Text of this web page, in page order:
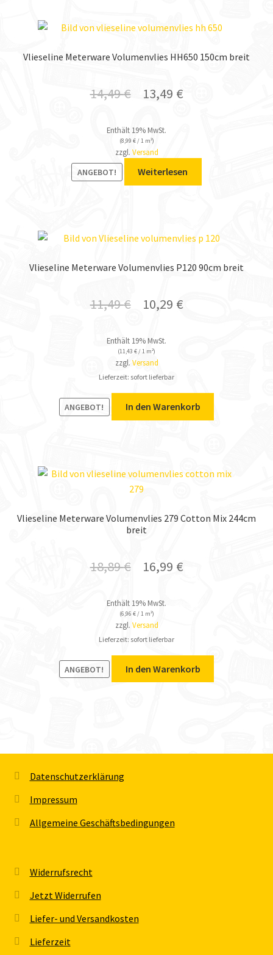
Vlieseline Meterware Volumenvlies HH650 150cm breit
14,49€ 13,49 €
Enthält 19% MwSt.
(8,99 €/ 1 m²)
zzgl. Versand
ANGEBOT! Weiterlesen
Vlieseline Meterware Volumenvlies P120 90cm breit
11,49€ 10,29 €
Enthält 19% MwSt.
(11,43 €/ 1 m²)
zzgl. Versand
Lieferzeit: sofort lieferbar
ANGEBOT! In den Warenkorb
Vlieseline Meterware Volumenvlies 279 Cotton Mix 244cm
breit
18,89€ 16,99 €
Enthält 19% MwSt.
(6,96 €/ 1 m²)
zzgl. Versand
Lieferzeit: sofort lieferbar
ANGEBOT! In den Warenkorb
Datenschutzerklärung
Impressum
Allgemeine Geschäftsbedingungen
Widerrufsrecht
Jetzt Widerrufen
Liefer- und Versandkosten
Lieferzeit